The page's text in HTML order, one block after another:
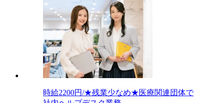
時給2200円/★残業少なめ★医療関連団体で